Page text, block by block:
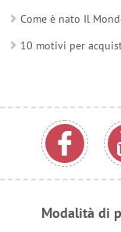
Come è nato Il
10 motivi per
Modalità di